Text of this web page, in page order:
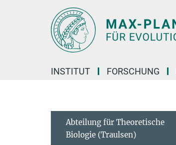
INSTITUT FORSCHUNG
Abteilung für Theoretische
Biologie (Traulsen)